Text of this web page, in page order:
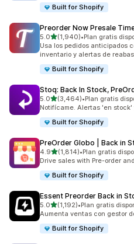
Built for Shopify
Preorder Now Presale
5.0de 5 estrellas
(1,940)
1940 reseñas en total
•Plan gratis
Usa los pedidos anticipados
inventario y alertas de
Built for Shopify
Stoq: Back In Stock,
5.0de 5 estrellas
(3,464)
3464 reseñas en total
•Plan gratis
Notifícame. Alertas 'en stock'
Built for Shopify
PreOrder Globo | Back in
4.9de 5 estrellas
(1,814)
1814 reseñas en total
•Plan gratis
Drive sales with Pre-order
Built for Shopify
Essent Preorder Back in
5.0de 5 estrellas
(1,192)
1192 reseñas en total
•Plan gratis
Aumenta ventas con gestor
Built for Shopify